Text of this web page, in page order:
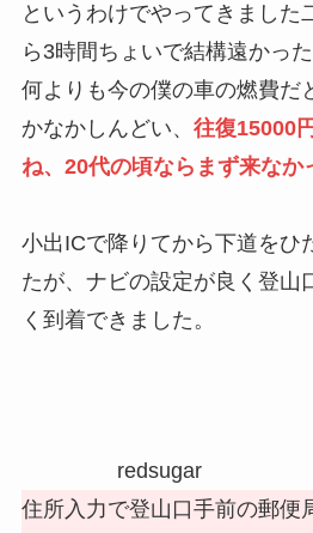
というわけでやってきました
ら3時間ちょいで結構遠かっ
何よりも今の僕の車の燃費だ
かなかしんどい、 往復15000
ね、20代の頃ならまず来なか
小出ICで降りてから下道をひ
たが、ナビの設定が良く登山
く到着できました。
redsugar
住所入力で登山口手前の郵便